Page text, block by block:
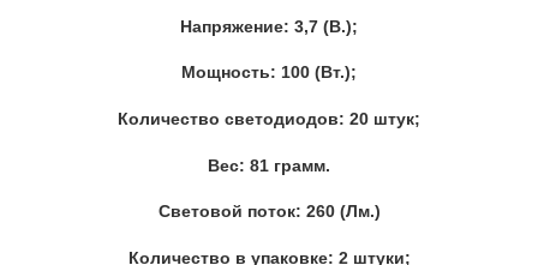
Напряжение: 3,7 (В.);
Мощность: 100 (Вт.);
Количество светодиодов: 20 штук;
Вес: 81 грамм.
Световой поток: 260 (Лм.)
Количество в упаковке: 2 штуки;